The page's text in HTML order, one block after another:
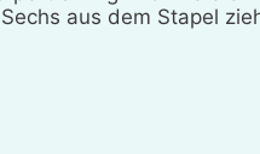
aus dem Stapel